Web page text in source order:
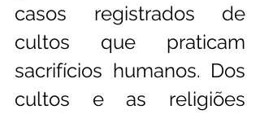
casos registrados de
cultos que praticam
sacrifícios humanos. Dos
cultos e as religiões